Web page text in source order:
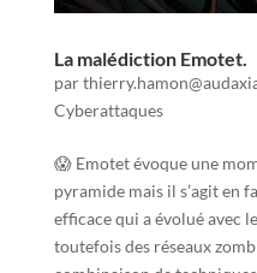
La malédiction Emotet.
par
Cyberattaques
😱 Emotet évoque une
pyramide mais il s’agit en
efficace qui a évolué avec
toutefois des réseaux